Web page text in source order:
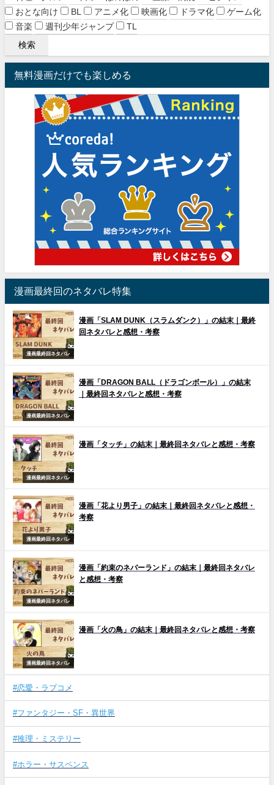
おとな向け
BL アニメ化 映画化 ドラマ化
ゲーム化
音楽
週刊少年ジャンプ TL
無料漫画だけでも楽しめる
漫画最終回のネタバレ特集
漫画最終回ネタバレ
漫画「SLAM DUNK（スラムダンク）」の結末｜最終
回ネタバレと感想・考察
漫画最終回ネタバレ
漫画「DRAGON BALL（ドラゴンボール）」の結末
｜最終回ネタバレと感想・考察
漫画最終回ネタバレ
漫画「タッチ」の結末｜最終回ネタバレと感想・考察
漫画最終回ネタバレ
漫画「花より男子」の結末｜最終回ネタバレと感想・
考察
漫画最終回ネタバレ
漫画「約束のネバーランド」の結末｜最終回ネタバレ
と感想・考察
漫画最終回ネタバレ
漫画「火の鳥」の結末｜最終回ネタバレと感想・考察
#恋愛・ラブコメ
#ファンタジー・SF・異世界
#推理・ミステリー
#ホラー・サスペンス